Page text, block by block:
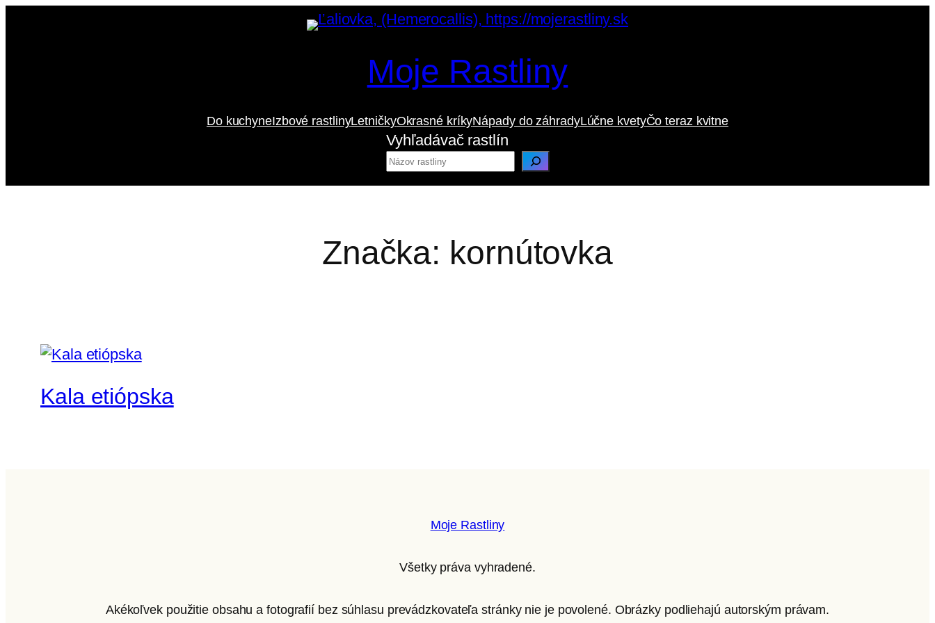
Moje Rastliny
Do kuchyneIzbové rastlinyLetničkyOkrasné kríkyNápady do záhradyLúčne kvetyČo teraz kvitne
Vyhľadávač rastlín
Značka: kornútovka
Kala etiópska
Moje Rastliny
Všetky práva vyhradené.
Akékoľvek použitie obsahu a fotografií bez súhlasu prevádzkovateľa stránky nie je povolené. Obrázky podliehajú autorským právam.